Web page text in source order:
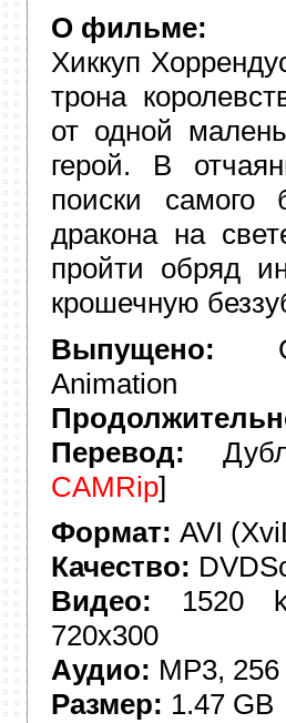
О фильме:
Хиккуп
трона
от одной
герой. В
поиски самого
дракона на
пройти обряд
крошечную
Выпущено:
Animation
Перевод:
CAMRip]
Формат: AVI
Качество:
Видео: 1520
720x300
Аудио: MP3,
Размер: 1.47 GB